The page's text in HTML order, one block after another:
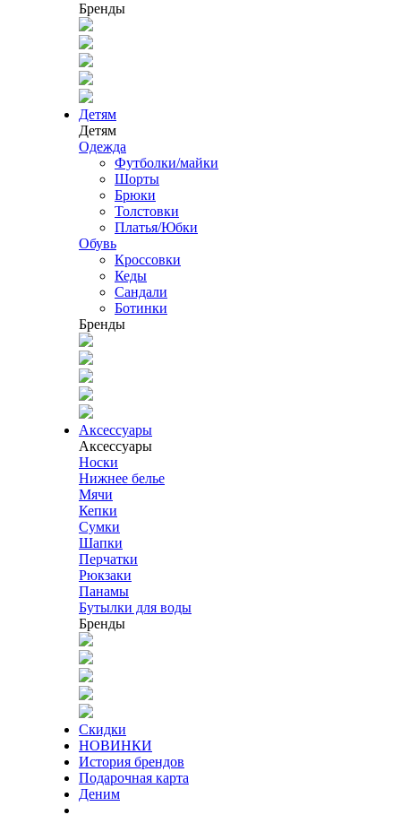
Бренды
Детям
Детям
Одежда
Футболки/майки
Шорты
Брюки
Толстовки
Платья/Юбки
Обувь
Кроссовки
Кеды
Сандали
Ботинки
Бренды
Аксессуары
Аксессуары
Носки
Нижнее белье
Мячи
Кепки
Сумки
Шапки
Перчатки
Рюкзаки
Панамы
Бутылки для воды
Бренды
Скидки
НОВИНКИ
История брендов
Подарочная карта
Деним